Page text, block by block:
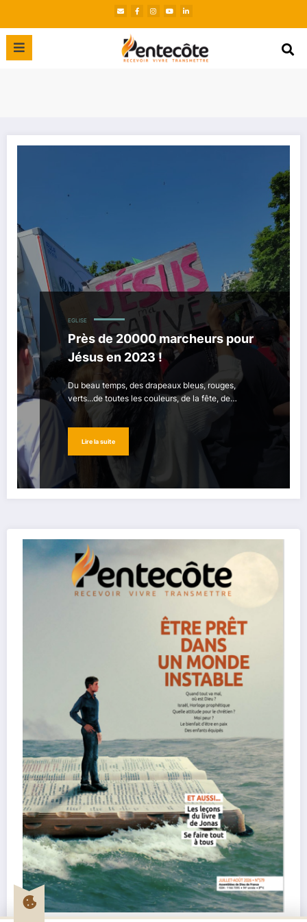
EGLISE
Près de 20000 marcheurs pour
Jésus en 2023 !
Du beau temps, des drapeaux bleus, rouges,
verts...de toutes les couleurs, de la fête, de…
Lire la suite